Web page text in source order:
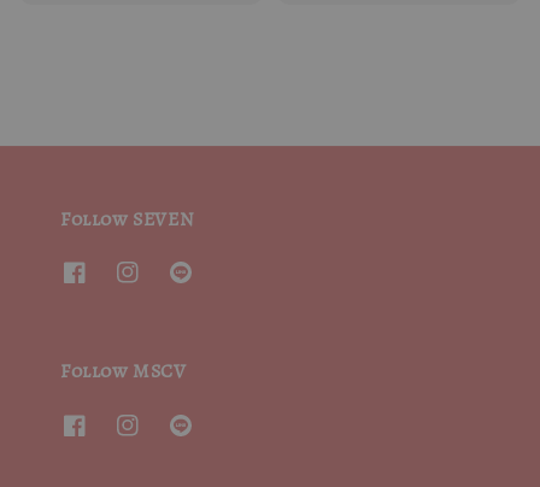
Follow SEVEN
Follow MSCV